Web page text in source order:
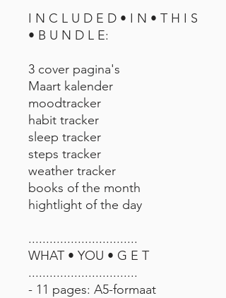
I N C L U D E D • I N • T H I S
• B U N D L E:
3 cover pagina's
Maart kalender
moodtracker
habit tracker
sleep tracker
steps tracker
weather tracker
books of the month
hightlight of the day
...............................
WHAT • YOU • G E T
...............................
- 11 pages: A5-formaat